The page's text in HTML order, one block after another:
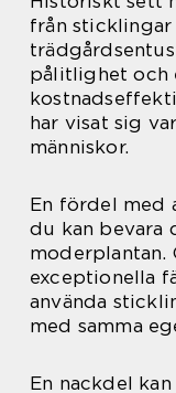
från sticklingar
pålitlighet och
har visat sig
människor.
En fördel med
du kan bevara
moderplantan.
exceptionella
använda
med samma
En nackdel